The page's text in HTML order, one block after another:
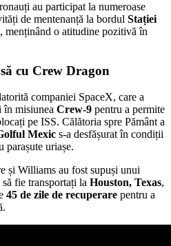
au participat la numeroase
de mentenanță la bordul Stației
, menținând o atitudine pozitivă în
cu Crew Dragon
companiei SpaceX, care a
în misiunea Crew-9 pentru a permite
pe ISS. Călătoria spre Pământ a
Mexic s-a desfășurat în condiții
parașute uriașe.
și Williams au fost supuși unui
fie transportați la Houston, Texas,
45 de zile de recuperare pentru a